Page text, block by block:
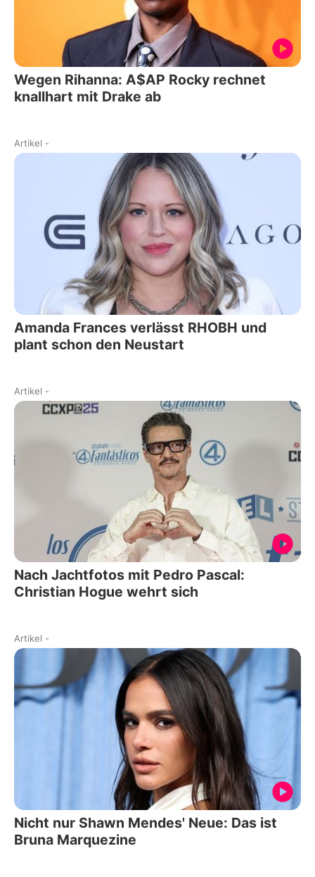
Wegen Rihanna: A$AP Rocky rechnet
knallhart mit Drake ab
Artikel -
Amanda Frances verlässt RHOBH und
plant schon den Neustart
Artikel -
Nach Jachtfotos mit Pedro Pascal:
Christian Hogue wehrt sich
Artikel -
Nicht nur Shawn Mendes' Neue: Das ist
Bruna Marquezine